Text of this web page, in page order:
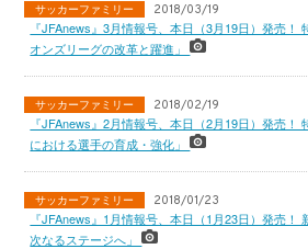
サッカーファミリー 2018/03/19
『JFAnews』3月情報号、本日（3月19日）発売！
オンズリーグの改革と躍進」
サッカーファミリー 2018/02/19
『JFAnews』2月情報号、本日（2月19日）発売！
における選手の育成・強化」
サッカーファミリー 2018/01/23
『JFAnews』1月情報号、本日（1月23日）発売！
次なるステージへ」